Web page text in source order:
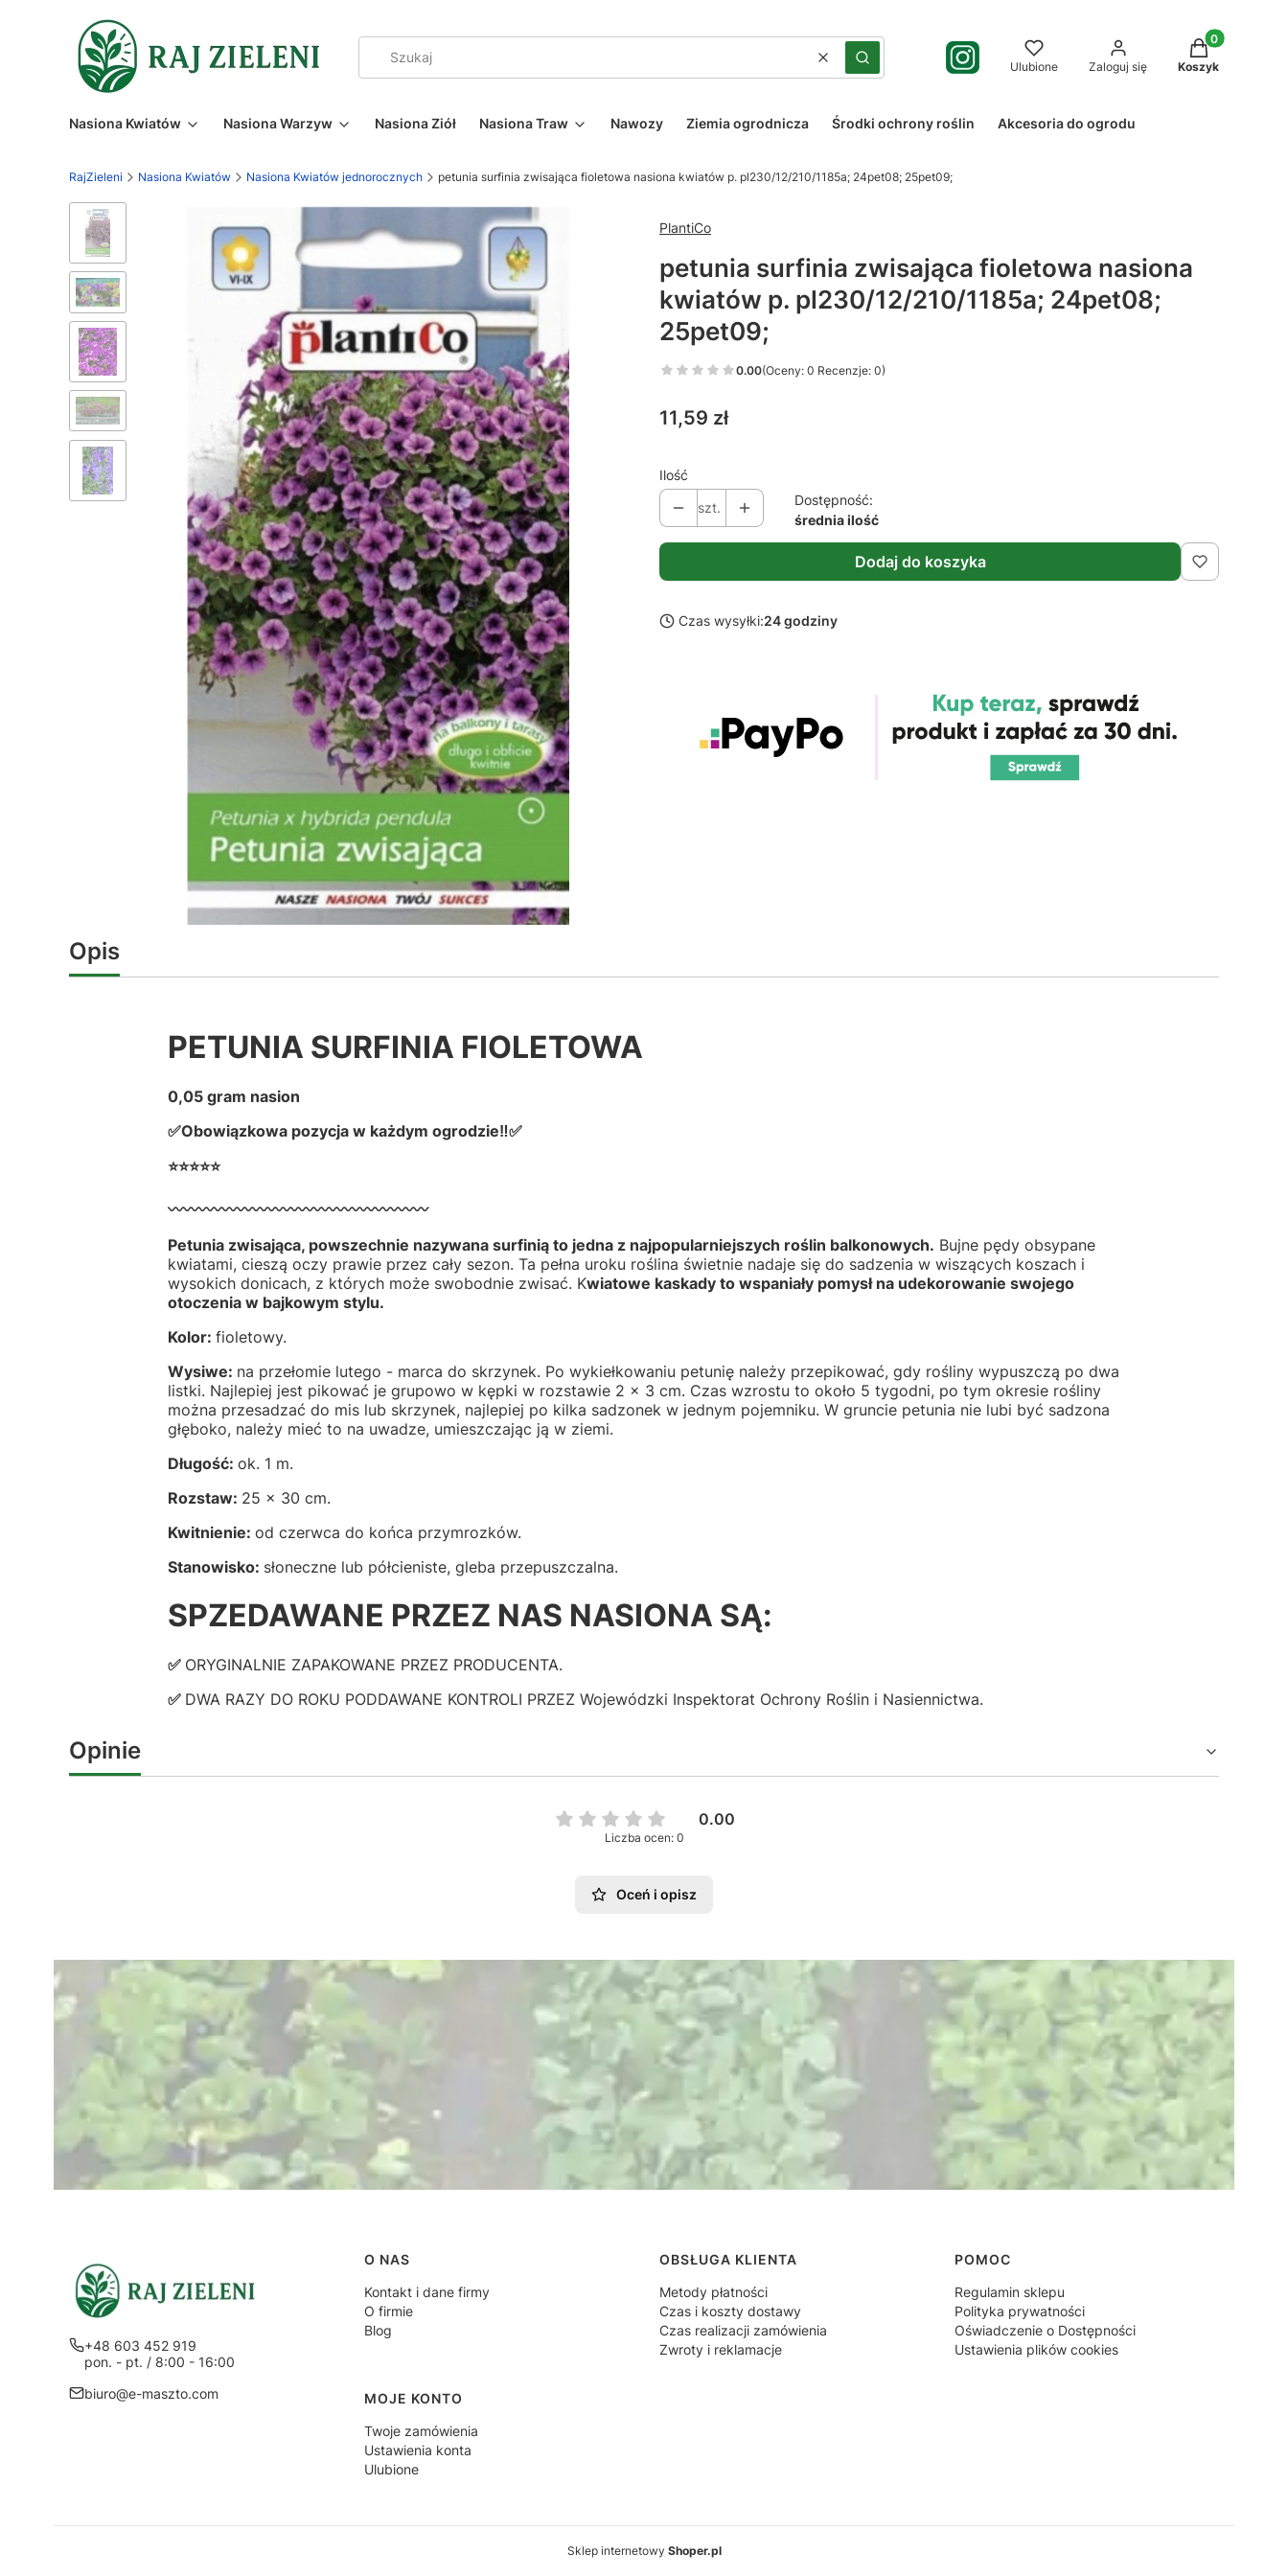
WyczyśćSzukaj Ulubione Zaloguj się
Produkty w
Koszyk
Nasiona Kwiatów Nasiona Warzyw Nasiona Ziół Nasiona Traw Nawozy Ziemia ogrodnicza Środki ochrony roślin Akcesoria do ogrodu
RajZieleni Nasiona Kwiatów Nasiona Kwiatów jednorocznych petunia surfinia zwisająca fioletowa nasiona kwiatów p. pl230/12/210/1185a; 24pet08; 25pet09;
PlantiCo
petunia surfinia zwisająca fioletowa nasiona
kwiatów p. pl230/12/210/1185a; 24pet08;
25pet09;
0.00(Oceny: 0 Recenzje: 0)
Cena
11,59 zł
Ilość
szt.
Dostępność:
średnia ilość
Dodaj do koszyka
Czas wysyłki:24 godziny
Opis
PETUNIA SURFINIA FIOLETOWA
0,05 gram nasion
✅Obowiązkowa pozycja w każdym ogrodzie‼✅
⭐⭐⭐⭐⭐
〰️〰️〰️〰️〰️〰️〰️〰️〰️〰️〰️〰️〰️〰️〰️〰️〰️
Petunia zwisająca, powszechnie nazywana surfinią to jedna z najpopularniejszych roślin balkonowych. Bujne pędy obsypane
kwiatami, cieszą oczy prawie przez cały sezon. Ta pełna uroku roślina świetnie nadaje się do sadzenia w wiszących koszach i
wysokich donicach, z których może swobodnie zwisać. Kwiatowe kaskady to wspaniały pomysł na udekorowanie swojego
otoczenia w bajkowym stylu.
Kolor: fioletowy.
Wysiwe: na przełomie lutego - marca do skrzynek. Po wykiełkowaniu petunię należy przepikować, gdy rośliny wypuszczą po dwa
listki. Najlepiej jest pikować je grupowo w kępki w rozstawie 2 × 3 cm. Czas wzrostu to około 5 tygodni, po tym okresie rośliny
można przesadzać do mis lub skrzynek, najlepiej po kilka sadzonek w jednym pojemniku. W gruncie petunia nie lubi być sadzona
głęboko, należy mieć to na uwadze, umieszczając ją w ziemi.
Długość: ok. 1 m.
Rozstaw: 25 x 30 cm.
Kwitnienie: od czerwca do końca przymrozków.
Stanowisko: słoneczne lub półcieniste, gleba przepuszczalna.
SPZEDAWANE PRZEZ NAS NASIONA SĄ:
✅ ORYGINALNIE ZAPAKOWANE PRZEZ PRODUCENTA.
✅ DWA RAZY DO ROKU PODDAWANE KONTROLI PRZEZ Wojewódzki Inspektorat Ochrony Roślin i Nasiennictwa.
Opinie
0.00
Liczba ocen: 0
Oceń i opisz
+48 603 452 919
pon. - pt. / 8:00 - 16:00
biuro@e-maszto.com
Linki w stopce
O NAS
Kontakt i dane firmy
O firmie
Blog
OBSŁUGA KLIENTA
Metody płatności
Czas i koszty dostawy
Czas realizacji zamówienia
Zwroty i reklamacje
POMOC
Regulamin sklepu
Polityka prywatności
Oświadczenie o Dostępności
Ustawienia plików cookies
MOJE KONTO
Twoje zamówienia
Ustawienia konta
Ulubione
Sklep internetowy Shoper.pl